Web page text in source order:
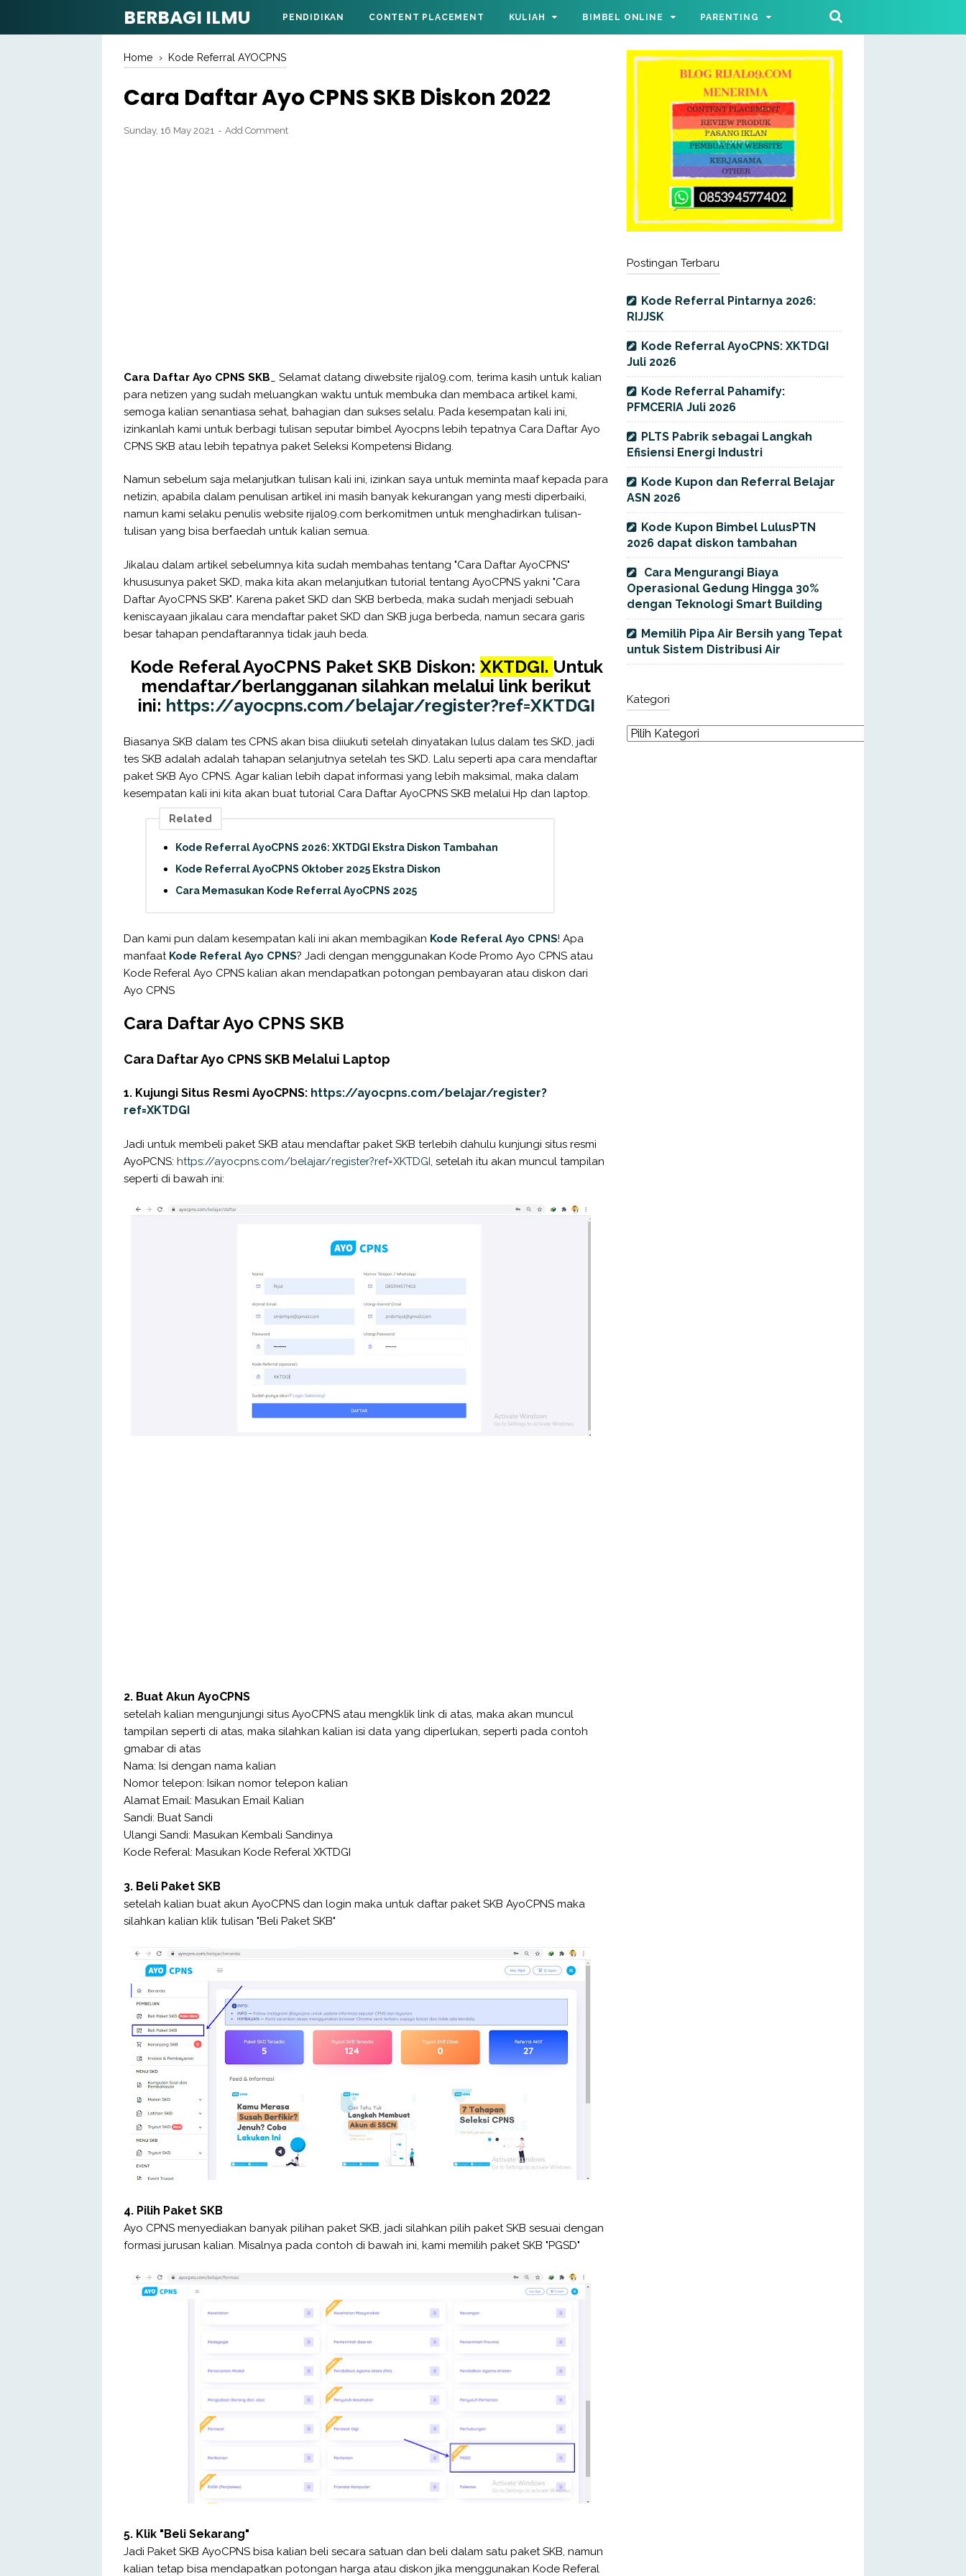
BERBAGI ILMU PENDIDIKAN CONTENT PLACEMENT KULIAH BIMBEL ONLINE PARENTING
Home › Kode Referral AYOCPNS
Cara Daftar Ayo CPNS SKB Diskon 2022
Sunday, 16 May 2021 Add Comment
Cara Daftar Ayo CPNS SKB _ Selamat datang diwebsite rijal09.com, terima kasih untuk kalian
para netizen yang sudah meluangkan waktu untuk membuka dan membaca artikel kami,
semoga kalian senantiasa sehat, bahagian dan sukses selalu. Pada kesempatan kali ini,
izinkanlah kami untuk berbagi tulisan seputar bimbel Ayocpns lebih tepatnya Cara Daftar Ayo
CPNS SKB atau lebih tepatnya paket Seleksi Kompetensi Bidang.
Namun sebelum saja melanjutkan tulisan kali ini, izinkan saya untuk meminta maaf kepada para
netizin, apabila dalam penulisan artikel ini masih banyak kekurangan yang mesti diperbaiki,
namun kami selaku penulis website rijal09.com berkomitmen untuk menghadirkan tulisan-
tulisan yang bisa berfaedah untuk kalian semua.
Jikalau dalam artikel sebelumnya kita sudah membahas tentang "Cara Daftar AyoCPNS"
khususunya paket SKD, maka kita akan melanjutkan tutorial tentang AyoCPNS yakni "Cara
Daftar AyoCPNS SKB". Karena paket SKD dan SKB berbeda, maka sudah menjadi sebuah
keniscayaan jikalau cara mendaftar paket SKD dan SKB juga berbeda, namun secara garis
besar tahapan pendaftarannya tidak jauh beda.
Kode Referal AyoCPNS Paket SKB Diskon: XKTDGI. Untuk
mendaftar/berlangganan silahkan melalui link berikut
ini: https://ayocpns.com/belajar/register?ref=XKTDGI
Biasanya SKB dalam tes CPNS akan bisa diiukuti setelah dinyatakan lulus dalam tes SKD, jadi
tes SKB adalah adalah tahapan selanjutnya setelah tes SKD. Lalu seperti apa cara mendaftar
paket SKB Ayo CPNS. Agar kalian lebih dapat informasi yang lebih maksimal, maka dalam
kesempatan kali ini kita akan buat tutorial Cara Daftar AyoCPNS SKB melalui Hp dan laptop.
Related
Kode Referral AyoCPNS 2026: XKTDGI Ekstra Diskon Tambahan
Kode Referral AyoCPNS Oktober 2025 Ekstra Diskon
Cara Memasukan Kode Referral AyoCPNS 2025
Dan kami pun dalam kesempatan kali ini akan membagikan Kode Referal Ayo CPNS! Apa
manfaat Kode Referal Ayo CPNS? Jadi dengan menggunakan Kode Promo Ayo CPNS atau
Kode Referal Ayo CPNS kalian akan mendapatkan potongan pembayaran atau diskon dari
Ayo CPNS
Cara Daftar Ayo CPNS SKB
Cara Daftar Ayo CPNS SKB Melalui Laptop
1. Kujungi Situs Resmi AyoCPNS: https://ayocpns.com/belajar/register?
ref=XKTDGI
Jadi untuk membeli paket SKB atau mendaftar paket SKB terlebih dahulu kunjungi situs resmi
AyoPCNS: https://ayocpns.com/belajar/register?ref=XKTDGI, setelah itu akan muncul tampilan
seperti di bawah ini:
2. Buat Akun AyoCPNS
setelah kalian mengunjungi situs AyoCPNS atau mengklik link di atas, maka akan muncul
tampilan seperti di atas, maka silahkan kalian isi data yang diperlukan, seperti pada contoh
gmabar di atas
Nama: Isi dengan nama kalian
Nomor telepon: Isikan nomor telepon kalian
Alamat Email: Masukan Email Kalian
Sandi: Buat Sandi
Ulangi Sandi: Masukan Kembali Sandinya
Kode Referal: Masukan Kode Referal XKTDGI
3. Beli Paket SKB
setelah kalian buat akun AyoCPNS dan login maka untuk daftar paket SKB AyoCPNS maka
silahkan kalian klik tulisan "Beli Paket SKB"
4. Pilih Paket SKB
Ayo CPNS menyediakan banyak pilihan paket SKB, jadi silahkan pilih paket SKB sesuai dengan
formasi jurusan kalian. Misalnya pada contoh di bawah ini, kami memilih paket SKB "PGSD"
5. Klik "Beli Sekarang"
Jadi Paket SKB AyoCPNS bisa kalian beli secara satuan dan beli dalam satu paket SKB, namun
kalian tetap bisa mendapatkan potongan harga atau diskon jika menggunakan Kode Referal
Postingan Terbaru
Kode Referral Pintarnya 2026:
RIJJSK
Kode Referral AyoCPNS: XKTDGI
Juli 2026
Kode Referral Pahamify:
PFMCERIA Juli 2026
PLTS Pabrik sebagai Langkah
Efisiensi Energi Industri
Kode Kupon dan Referral Belajar
ASN 2026
Kode Kupon Bimbel LulusPTN
2026 dapat diskon tambahan
Cara Mengurangi Biaya
Operasional Gedung Hingga 30%
dengan Teknologi Smart Building
Memilih Pipa Air Bersih yang Tepat
untuk Sistem Distribusi Air
Kategori